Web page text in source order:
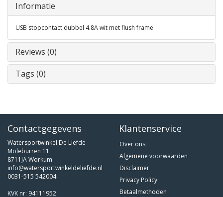
Informatie
USB stopcontact dubbel 4.8A wit met flush frame
Reviews (0)
Tags (0)
Contactgegevens
Watersportwinkel De Liefde
Moleburren 11
8711JA Workum
info@watersportwinkeldeliefde.nl
0031-515 542004
KVK nr: 94111952
Klantenservice
Over ons
Algemene voorwaarden
Disclaimer
Privacy Policy
Betaalmethoden